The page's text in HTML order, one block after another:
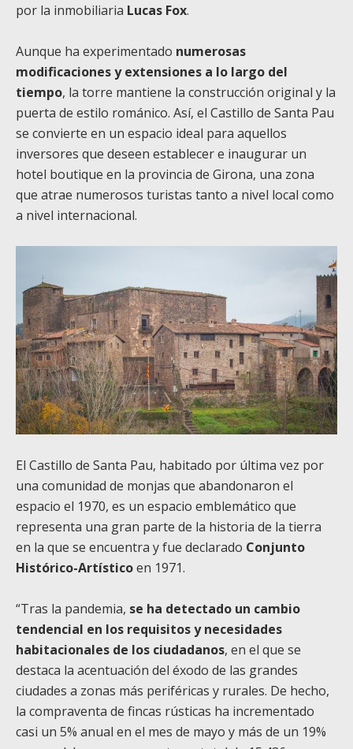
por la inmobiliaria Lucas Fox.
Aunque ha experimentado numerosas
modificaciones y extensiones a lo largo del
tiempo, la torre mantiene la construcción original y la
puerta de estilo románico. Así, el Castillo de Santa Pau
se convierte en un espacio ideal para aquellos
inversores que deseen establecer e inaugurar un
hotel boutique en la provincia de Girona, una zona
que atrae numerosos turistas tanto a nivel local como
a nivel internacional.
El Castillo de Santa Pau, habitado por última vez por
una comunidad de monjas que abandonaron el
espacio el 1970, es un espacio emblemático que
representa una gran parte de la historia de la tierra
en la que se encuentra y fue declarado Conjunto
Histórico-Artísticoen 1971.
“Tras la pandemia, se ha detectado un cambio
tendencial en los requisitos y necesidades
habitacionales de los ciudadanos, en el que se
destaca la acentuación del éxodo de las grandes
ciudades a zonas más periféricas y rurales. De hecho,
la compraventa de fincas rústicas ha incrementado
casi un 5% anual en el mes de mayo y más de un 19%